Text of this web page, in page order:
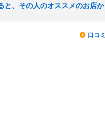
、その人のオススメのお店か
口コミ